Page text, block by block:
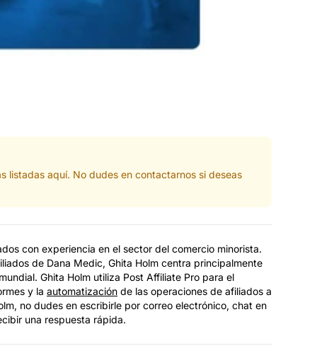
listadas aquí. No dudes en contactarnos si deseas
con experiencia en el sector del comercio minorista.
de Dana Medic, Ghita Holm centra principalmente
Ghita Holm utiliza Post Affiliate Pro para el
y la automatización de las operaciones de afiliados a
no dudes en escribirle por correo electrónico, chat en
una respuesta rápida.